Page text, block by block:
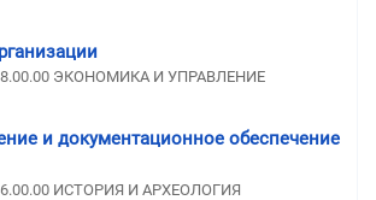
ЭКОНОМИКА И УПРАВЛЕНИЕ
и документационное обеспечение
ИСТОРИЯ И АРХЕОЛОГИЯ